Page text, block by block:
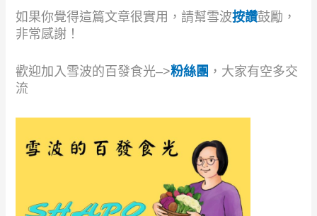
如果你覺得這篇文章很實用，請幫雪波按讚鼓勵，
非常感謝！
歡迎加入雪波的百發食光–>粉絲團 ，大家有空多交
流